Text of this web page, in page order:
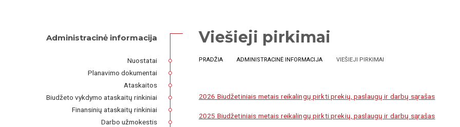
Viešieji pirkimai
PRADŽIA ADMINISTRACINĖ INFORMACIJA VIEŠIEJI PIRKIMAI
2026 Biudžetiniais metais reikalingų pirkti prekių, paslaugų ir darbų sąrašas
2025 Biudžetiniais metais reikalingų pirkti prekių, paslaugų ir darbų sąrašas
Administracinė informacija
Nuostatai
Planavimo dokumentai
Ataskaitos
Biudžeto vykdymo ataskaitų rinkiniai
Finansinių ataskaitų rinkiniai
Darbo užmokestis